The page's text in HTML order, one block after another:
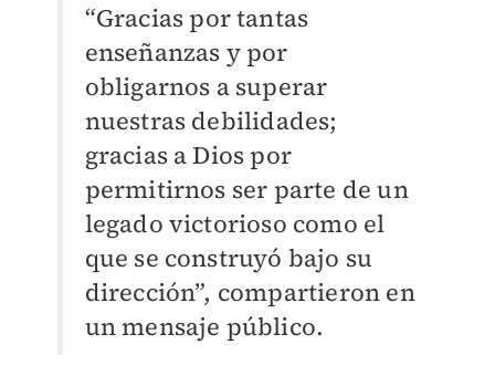
“Gracias por tantas
enseñanzas y por
obligarnos a superar
nuestras debilidades;
gracias a Dios por
permitirnos ser parte de un
legado victorioso como el
que se construyó bajo su
dirección”, compartieron en
un mensaje público.